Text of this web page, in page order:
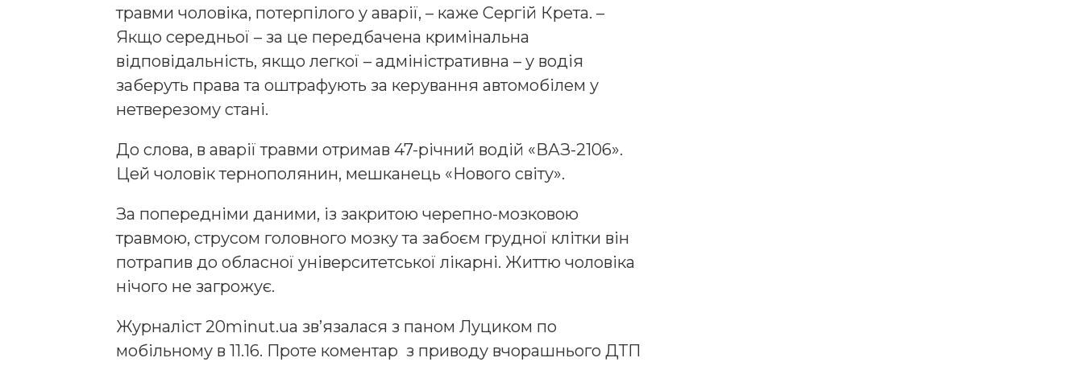
травми чоловіка, потерпілого у аварії, – каже Сергій Крета. –
Якщо середньої – за це передбачена кримінальна
відповідальність, якщо легкої – адміністративна – у водія
заберуть права та оштрафують за керування автомобілем у
нетверезому стані.
До слова, в аварії травми отримав 47-річний водій «ВАЗ-2106».
Цей чоловік тернополянин, мешканець «Нового світу».
За попередніми даними, із закритою черепно-мозковою
травмою, струсом головного мозку та забоєм грудної клітки він
потрапив до обласної університетської лікарні. Життю чоловіка
нічого не загрожує.
Журналіст 20minut.ua зв’язалася з паном Луциком по
мобільному в 11.16. Проте коментар з приводу вчорашнього ДТП